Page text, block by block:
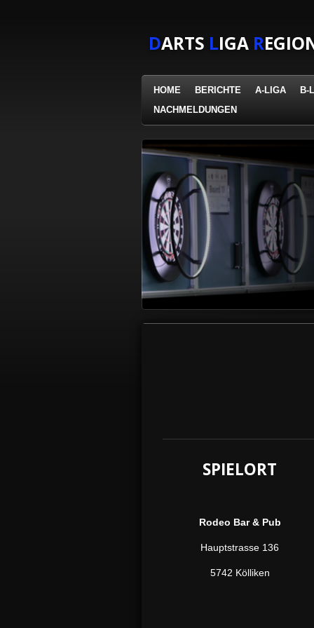
DARTS LIGA R
HOME BERICHTE A-LIGA
B-
NACHMELDUNGEN
SPIELORT
Rodeo Bar & Pub
Hauptstrasse 136
5742 Kölliken